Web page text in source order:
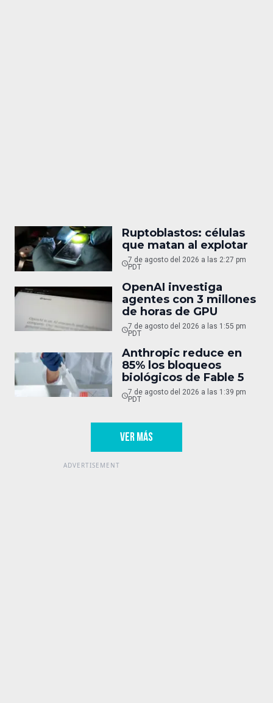
Ruptoblastos: células
que matan al explotar
7 de agosto del 2026 a las 2:27 pm
PDT
OpenAI investiga
agentes con 3 millones
de horas de GPU
7 de agosto del 2026 a las 1:55 pm
PDT
Anthropic reduce en
85% los bloqueos
biológicos de Fable 5
7 de agosto del 2026 a las 1:39 pm
PDT
VER MÁS